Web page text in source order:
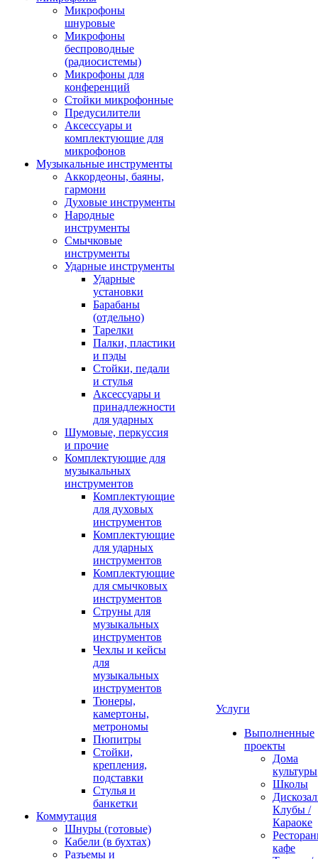
Микрофоны
шнуровые
Микрофоны
беспроводные
(радиосистемы)
Микрофоны для
конференций
Стойки микрофонные
Предусилители
Аксессуары и
комплектующие для
микрофонов
Музыкальные инструменты
Аккордеоны, баяны,
гармони
Духовые инструменты
Народные
инструменты
Смычковые
инструменты
Ударные инструменты
Ударные
установки
Барабаны
(отдельно)
Тарелки
Палки, пластики
и пэды
Стойки, педали
и стулья
Аксессуары и
принадлежности
для ударных
Шумовые, перкуссия
и прочие
Комплектующие для
музыкальных
инструментов
Комплектующие
для духовых
инструментов
Комплектующие
для ударных
инструментов
Комплектующие
для смычковых
инструментов
Струны для
музыкальных
инструментов
Чехлы и кейсы
для
музыкальных
инструментов
Тюнеры,
камертоны,
метрономы
Пюпитры
Стойки,
крепления,
подставки
Стулья и
банкетки
Коммутация
Шнуры (готовые)
Кабели (в бухтах)
Разъемы и
Услуги
Выполненные
проекты
Дома
культуры
Школы
Клубы /
Караоке
кафе